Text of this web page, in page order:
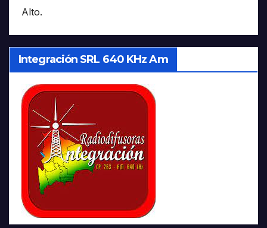
Alto.
Integración SRL 640 KHz Am